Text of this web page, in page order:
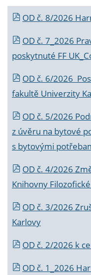
OD č. 8/2026
OD č. 7_2026
poskytnuté FF
OD č. 6/2026
fakultě Univerzity
OD č. 5/2026
z úvěru na bytové
s bytovými
OD č. 4/2026
Knihovny
OD č. 3/2026
Karlovy
OD č. 2/2026 k
OD č. 1_2026